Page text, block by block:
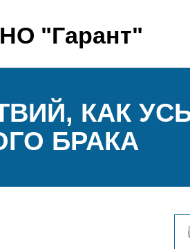
"Гарант"
КАК
БРАКА